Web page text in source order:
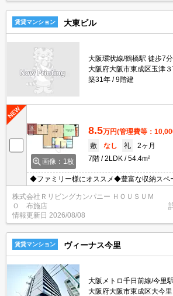
賃貸マンション 大東ビル
大阪環状線/鶴橋駅 徒歩7分
大阪府大阪市東成区玉津３
築31年
9階建
画像：1枚
8.5万円(管理費等：
敷
なし 礼
2ヶ月
7階
2LDK 54.4m²
◆ファミリー様にオススメ◆豊富な収納ス
株式会社Ｒリビングカンパニー ＨＯＵＳＵＭ
Ｏ 布施店
情報更新日 2026/08/08
賃貸マンション ヴィーナス今里
大阪メトロ千日前線/今里
大阪府大阪市東成区大今里